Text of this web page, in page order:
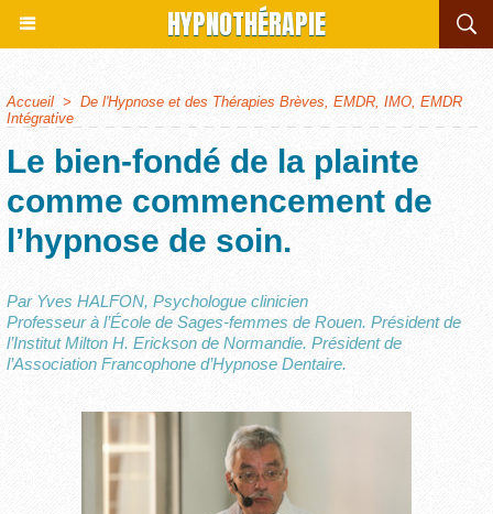
HYPNOTHÉRAPIE
Accueil > De l'Hypnose et des Thérapies Brèves, EMDR, IMO, EMDR
Intégrative
Le bien-fondé de la plainte
comme commencement de
l’hypnose de soin.
Par Yves HALFON, Psychologue clinicien
Professeur à l’École de Sages-femmes de Rouen. Président de
l’Institut Milton H. Erickson de Normandie. Président de
l’Association Francophone d’Hypnose Dentaire.